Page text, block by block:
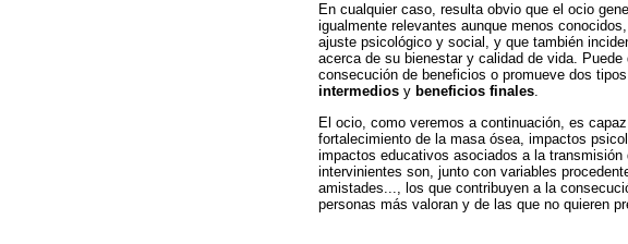
En cualquier caso, resulta obvio que el ocio
igualmente relevantes aunque menos
ajuste psicológico y social, y que también
acerca de su bienestar y calidad de vida.
consecución de beneficios o promueve dos
intermedios y beneficios finales.
El ocio, como veremos a continuación, es
fortalecimiento de la masa ósea, impactos
impactos educativos asociados a la
intervinientes son, junto con variables
amistades..., los que contribuyen a la
personas más valoran y de las que no quieren